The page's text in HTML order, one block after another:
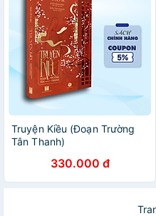
Truyện Kiều (Đoạn Trường
Tân Thanh)
330.000 đ